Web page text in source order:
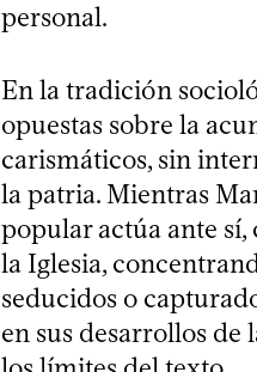
personal.
En la tradición
opuestas sobre la
carismáticos, sin
la patria. Mientras
popular actúa ante
la Iglesia,
seducidos o
en sus desarrollos de